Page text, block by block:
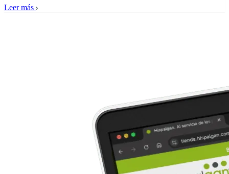
Leer más